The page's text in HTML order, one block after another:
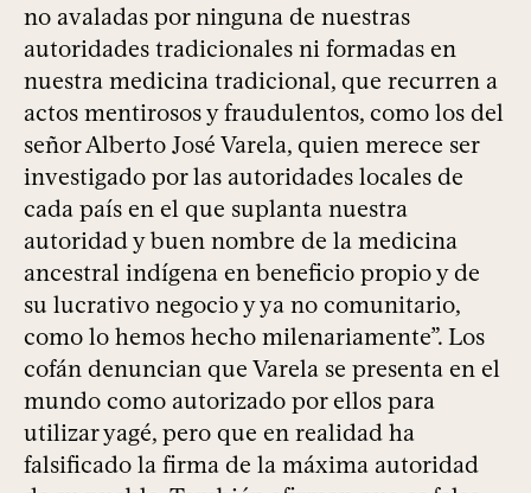
no avaladas por ninguna de nuestras
autoridades tradicionales ni formadas en
nuestra medicina tradicional, que recurren a
actos mentirosos y fraudulentos, como los del
señor Alberto José Varela, quien merece ser
investigado por las autoridades locales de
cada país en el que suplanta nuestra
autoridad y buen nombre de la medicina
ancestral indígena en beneficio propio y de
su lucrativo negocio y ya no comunitario,
como lo hemos hecho milenariamente”. Los
cofán denuncian que Varela se presenta en el
mundo como autorizado por ellos para
utilizar yagé, pero que en realidad ha
falsificado la firma de la máxima autoridad